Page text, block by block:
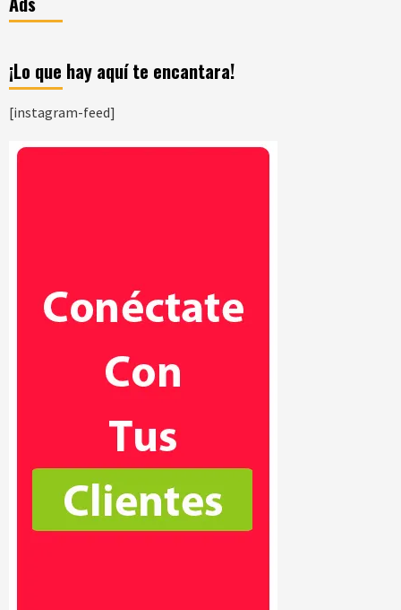
¡Lo que hay aquí te encantara!
[instagram-feed]